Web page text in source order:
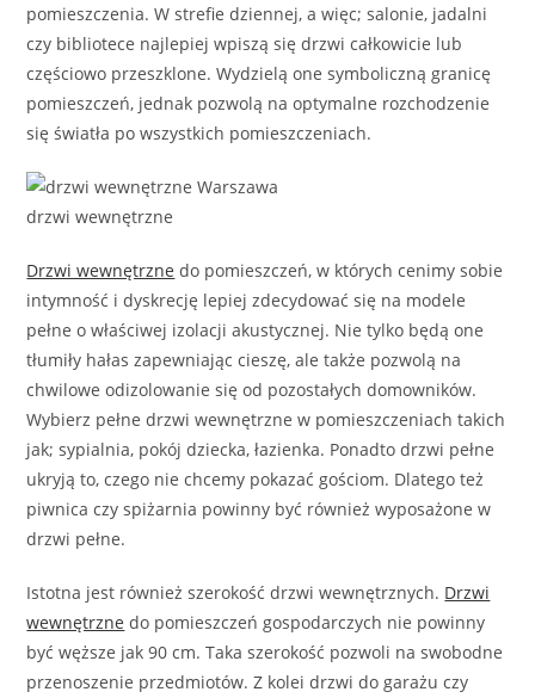
pomieszczenia. W strefie dziennej, a więc; salonie, jadalni
czy bibliotece najlepiej wpiszą się drzwi całkowicie lub
częściowo przeszklone. Wydzielą one symboliczną granicę
pomieszczeń, jednak pozwolą na optymalne rozchodzenie
się światła po wszystkich pomieszczeniach.
drzwi wewnętrzne
Drzwi wewnętrzne do pomieszczeń, w których cenimy sobie
intymność i dyskrecję lepiej zdecydować się na modele
pełne o właściwej izolacji akustycznej. Nie tylko będą one
tłumiły hałas zapewniając cieszę, ale także pozwolą na
chwilowe odizolowanie się od pozostałych domowników.
Wybierz pełne drzwi wewnętrzne w pomieszczeniach takich
jak; sypialnia, pokój dziecka, łazienka. Ponadto drzwi pełne
ukryją to, czego nie chcemy pokazać gościom. Dlatego też
piwnica czy spiżarnia powinny być również wyposażone w
drzwi pełne.
Istotna jest również szerokość drzwi wewnętrznych. Drzwi
wewnętrzne do pomieszczeń gospodarczych nie powinny
być węższe jak 90 cm. Taka szerokość pozwoli na swobodne
przenoszenie przedmiotów. Z kolei drzwi do garażu czy